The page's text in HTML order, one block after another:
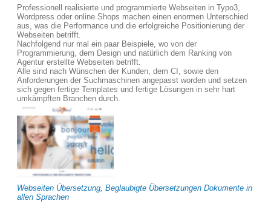
Professionell realisierte und programmierte Webseiten in Typo3,
Wordpress oder online Shops machen einen enormen Unterschied
aus, was die Performance und die erfolgreiche Positionierung der
Webseiten betrifft.
Nachfolgend nur mal ein paar Beispiele, wo von der
Programmierung, dem Design und natürlich dem Ranking von
Agentur erstellte Webseiten betrifft.
Alle sind nach Wünschen der Kunden, dem CI, sowie den
Anforderungen der Suchmaschinen angepasst worden und setzen
sich gegen fertige Templates und fertige Lösungen in sehr hart
umkämpften Branchen durch.
Webseiten Übersetzung, Beglaubigte Übersetzungen Dokumente in
allen Sprachen